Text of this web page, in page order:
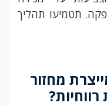
תטמיעו תהליך
מחזור
?